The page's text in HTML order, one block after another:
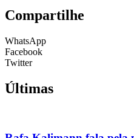
Compartilhe
WhatsApp
Facebook
Twitter
Últimas